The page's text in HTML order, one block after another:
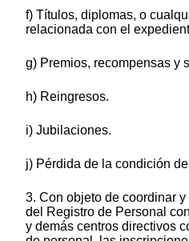
f) Títulos, diplomas, o
relacionada con el
g) Premios, recompensas y
h) Reingresos.
i) Jubilaciones.
j) Pérdida de la condición
3. Con objeto de coordinar
del Registro de Personal
y demás centros directivos